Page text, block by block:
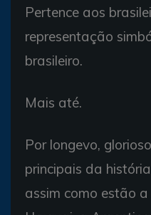
Pertence aos
representação
brasileiro.
Mais até.
Por longevo,
principais da
assim como estão